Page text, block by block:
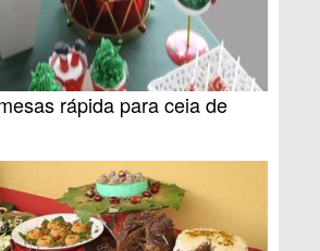
rápida para ceia de